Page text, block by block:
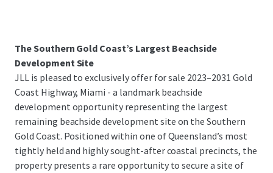
The Southern Gold Coast’s Largest Beachside
Development Site
JLL is pleased to exclusively offer for sale 2023–2031 Gold
Coast Highway, Miami - a landmark beachside
development opportunity representing the largest
remaining beachside development site on the Southern
Gold Coast. Positioned within one of Queensland’s most
tightly held and highly sought-after coastal precincts, the
property presents a rare opportunity to secure a site of